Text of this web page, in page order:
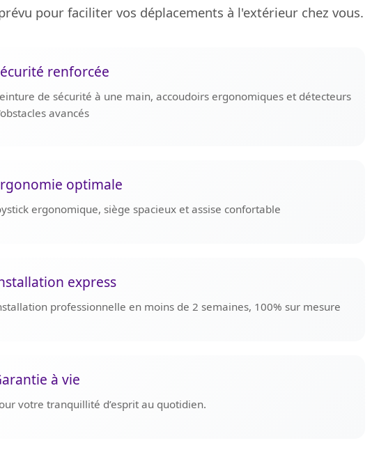
pour faciliter vos déplacements à l'extérieur chez vous.
renforcée
de sécurité à une main, accoudoirs ergonomiques et détecteurs
avancés
optimale
ergonomique, siège spacieux et assise confortable
express
professionnelle en moins de 2 semaines, 100% sur mesure
à vie
votre tranquillité d’esprit au quotidien.